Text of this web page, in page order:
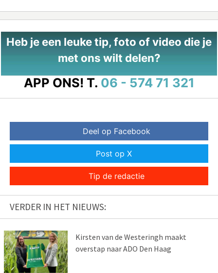
Heb je een leuke tip, foto of video die je
met ons wilt delen?
APP ONS! T. 06 - 574 71 321
Deel op Facebook
Post op X
Tip de redactie
VERDER IN HET NIEUWS:
Kirsten van de Westeringh maakt
overstap naar ADO Den Haag